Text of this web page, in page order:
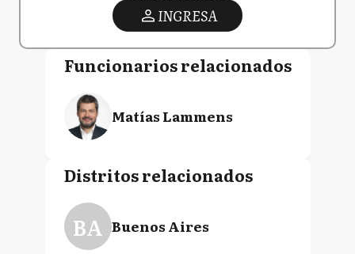
INGRESA
Funcionarios relacionados
Matías Lammens
Distritos relacionados
BA Buenos Aires